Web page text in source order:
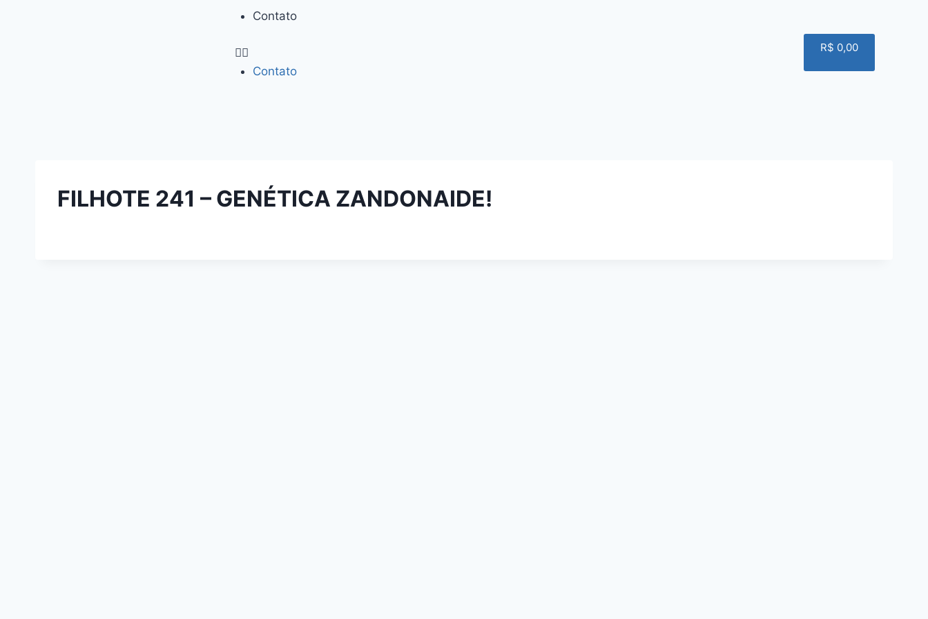
Contato
Contato
R$ 0,00
FILHOTE 241 – GENÉTICA ZANDONAIDE!